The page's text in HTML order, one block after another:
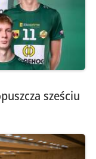
sześciu